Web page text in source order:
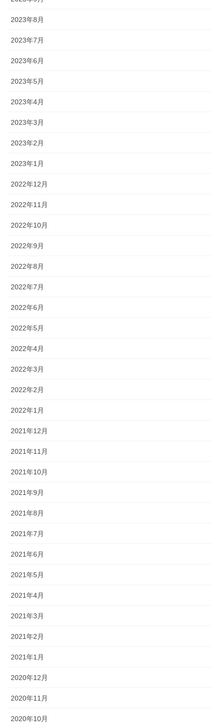
2023年8月
2023年7月
2023年6月
2023年5月
2023年4月
2023年3月
2023年2月
2023年1月
2022年12月
2022年11月
2022年10月
2022年9月
2022年8月
2022年7月
2022年6月
2022年5月
2022年4月
2022年3月
2022年2月
2022年1月
2021年12月
2021年11月
2021年10月
2021年9月
2021年8月
2021年7月
2021年6月
2021年5月
2021年4月
2021年3月
2021年2月
2021年1月
2020年12月
2020年11月
2020年10月